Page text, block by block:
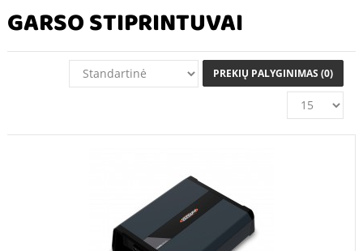
GARSO STIPRINTUVAI
PREKIŲ PALYGINIMAS (0)